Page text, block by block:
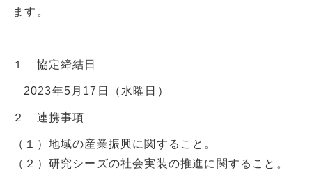
ます。
１ 協定締結日
2023年5月17日（水曜日）
２ 連携事項
（１）地域の産業振興に関すること。
（２）研究シーズの社会実装の推進に関すること。